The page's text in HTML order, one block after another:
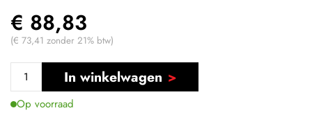
€ 88,83
(€ 73,41 zonder 21% btw)
In winkelwagen
Op voorraad